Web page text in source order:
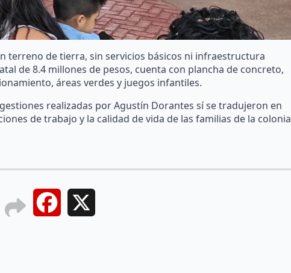
terreno de tierra, sin servicios básicos ni infraestructura
de 8.4 millones de pesos, cuenta con plancha de concreto,
áreas verdes y juegos infantiles.
realizadas por Agustín Dorantes sí se tradujeron en
de trabajo y la calidad de vida de las familias de la colonia
Facebook